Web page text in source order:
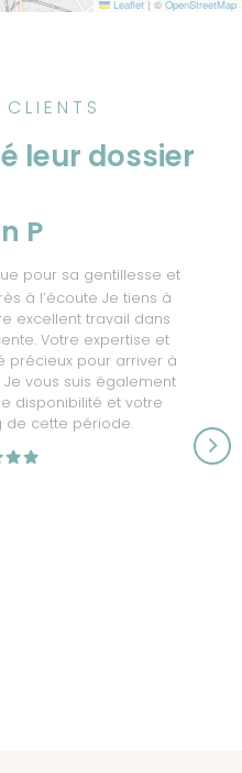
Leaflet | © OpenStreetMap
leur dossier
P
pour sa gentillesse et
à l’écoute Je tiens à
excellent travail dans
Votre expertise et
précieux pour arriver à
vous suis également
disponibilité et votre
de cette période.